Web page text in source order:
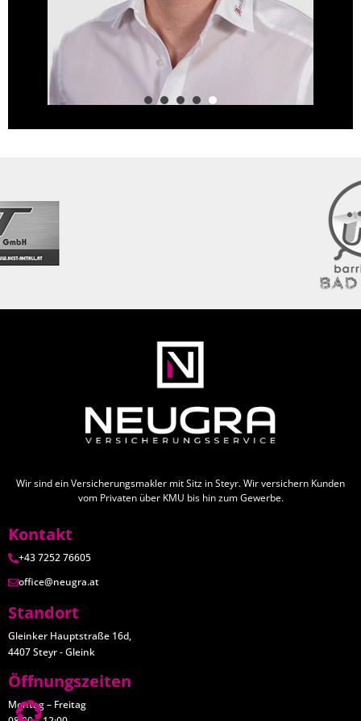
Wir sind ein Versicherungsmakler mit Sitz in Steyr. Wir versichern Kunden
vom Privaten über KMU bis hin zum Gewerbe.
Kontakt
+43 7252 76605
office@neugra.at
Standort
Gleinker Hauptstraße 16d,
4407 Steyr - Gleink
Öffnungszeiten
Montag – Freitag